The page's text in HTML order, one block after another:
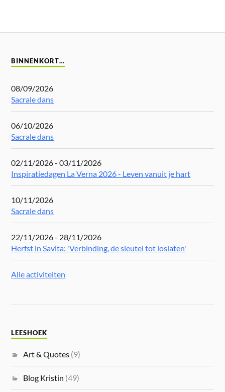
BINNENKORT…
08/09/2026
Sacrale dans
06/10/2026
Sacrale dans
02/11/2026 - 03/11/2026
Inspiratiedagen La Verna 2026 - Leven vanuit je hart
10/11/2026
Sacrale dans
22/11/2026 - 28/11/2026
Herfst in Savita: 'Verbinding, de sleutel tot loslaten'
Alle activiteiten
LEESHOEK
Art & Quotes (9)
Blog Kristin (49)